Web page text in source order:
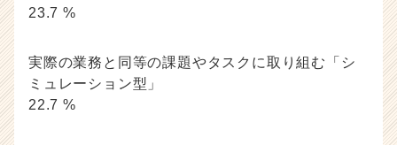
23.7 %
実際の業務と同等の課題やタスクに取り組む「シ
ミュレーション型」
22.7 %